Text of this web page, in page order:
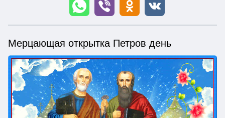
Мерцающая открытка Петров день